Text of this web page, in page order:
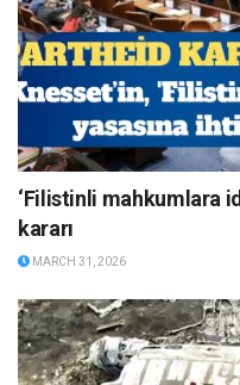
‘Filistinli mahkumlara
kararı
MARCH 31, 2026